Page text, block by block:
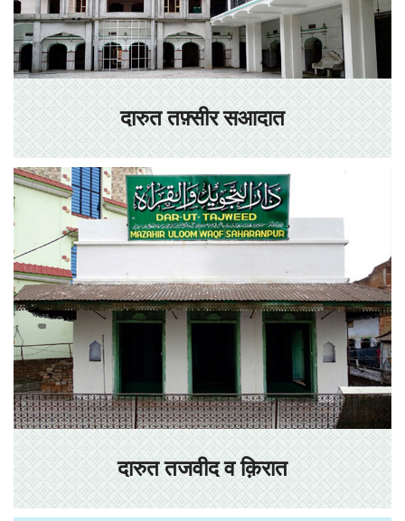
दारुत तफ़्सीर सआदात
दारुत तजवीद व क़िरात